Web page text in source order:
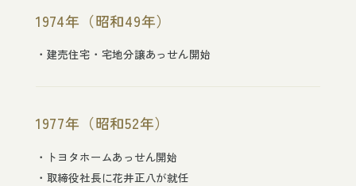
1974年（昭和49年）
建売住宅・宅地分譲あっせん開始
1977年（昭和52年）
トヨタホームあっせん開始
取締役社長に花井正八が就任